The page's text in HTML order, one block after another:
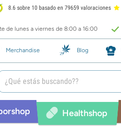
8.6 sobre 10 basado en 79659 valoraciones
de lunes a viernes de 8:00 a 16:00
Merchandise Blog
Healthshop